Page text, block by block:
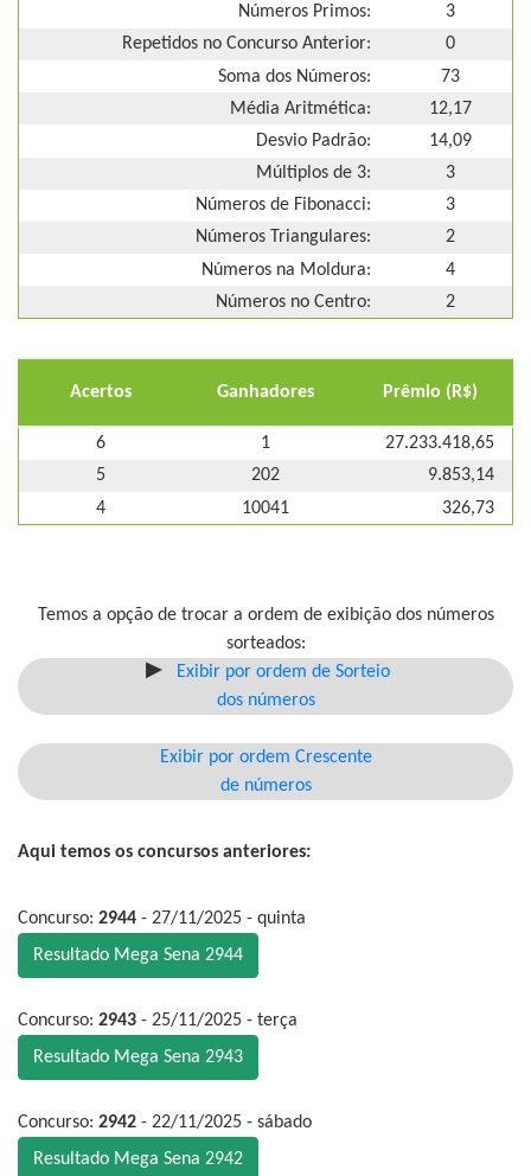
Números Primos:
3
Repetidos no Concurso Anterior:
0
Soma dos Números:
73
Média Aritmética:
12,17
Desvio Padrão:
14,09
Múltiplos de 3:
3
Números de Fibonacci:
3
Números Triangulares:
2
Números na Moldura:
4
Números no Centro:
2
Acertos Ganhadores Prêmio (R$)
6 1
27.233.418,65
5
202
9.853,14
4
10041 326,73
Temos a opção de trocar a ordem de exibição dos números
sorteados:
Exibir por ordem de Sorteio
dos números
Exibir por ordem Crescente
de números
Aqui temos os concursos anteriores:
Concurso: 2944 - 27/11/2025 - quinta
Resultado Mega Sena 2944
Concurso: 2943 - 25/11/2025 - terça
Resultado Mega Sena 2943
Concurso: 2942 - 22/11/2025 - sábado
Resultado Mega Sena 2942